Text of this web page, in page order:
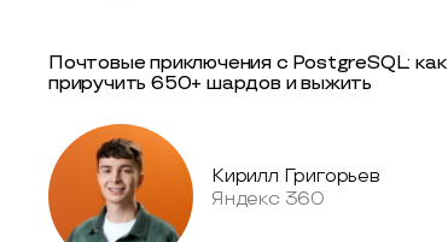
Почтовые приключения с PostgreSQL: как
приручить 650+ шардов и выжить
Кирилл Григорьев
Яндекс 360